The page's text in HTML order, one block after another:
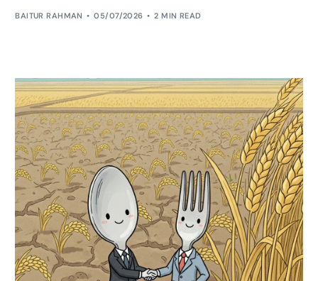
BAITUR RAHMAN 05/07/2026 2 MIN READ